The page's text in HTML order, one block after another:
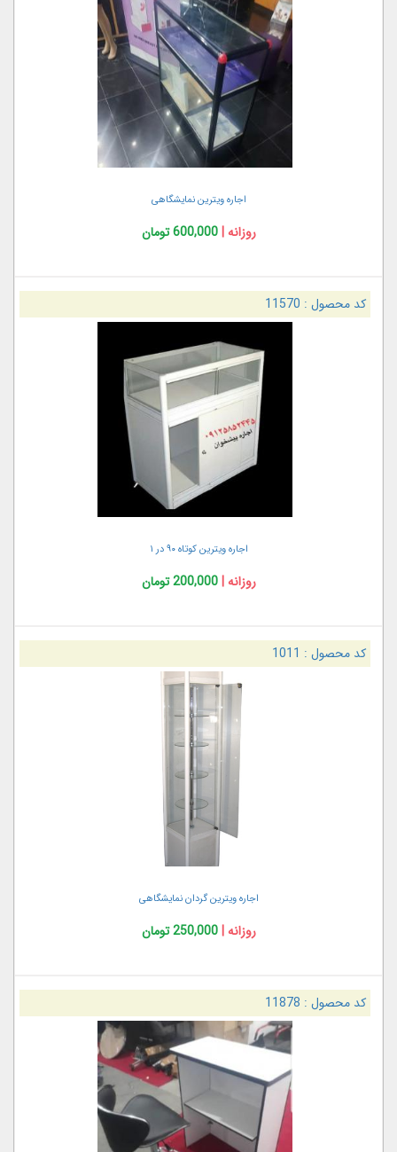
اجاره ویترین نمایشگاهی
روزانه |600,000 تومان
کد محصول : 11570
اجاره ویترین کوتاه ۹۰ در ۱
روزانه |200,000 تومان
کد محصول : 1011
اجاره ویترین گردان نمایشگاهی
روزانه |250,000 تومان
کد محصول : 11878